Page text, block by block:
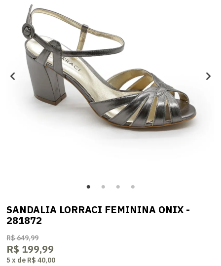
SANDALIA LORRACI FEMININA ONIX -
281872
R$ 649,99
R$ 199,99
5 x de R$ 40,00